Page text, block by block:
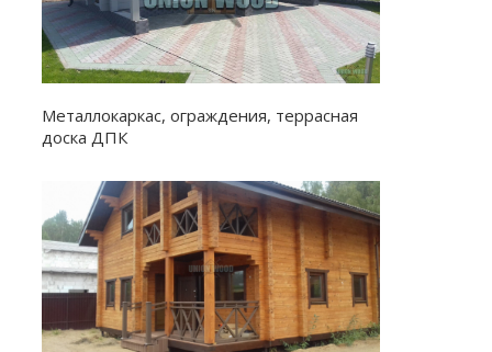
Металлокаркас, ограждения, террасная
доска ДПК